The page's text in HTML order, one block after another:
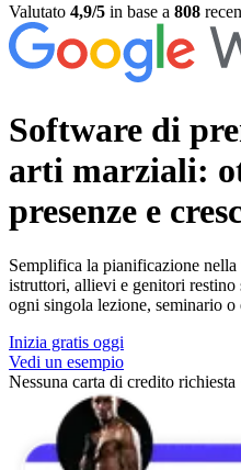
Valutato 4,9/5 in base a 808
Software di
arti marziali:
presenze e
Semplifica la pianificazione nella
istruttori, allievi e genitori restino
ogni singola lezione, seminario o
Inizia gratis oggi
Vedi un esempio
Nessuna carta di credito richiesta